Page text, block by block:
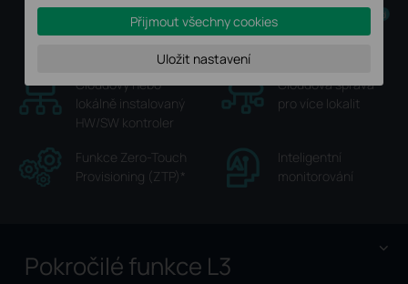
Sjednocené rozhraní Cloudový
Cloud
Cloudový nebo
lokálně instalovaný
HW/SW kontroler
Cloudová správa
pro více lokalit
Funkce Zero-Touch
Provisioning (ZTP) *
Inteligentní
monitorování
Pokročilé funkce L3
Přijmout všechny cookies
Uložit nastavení